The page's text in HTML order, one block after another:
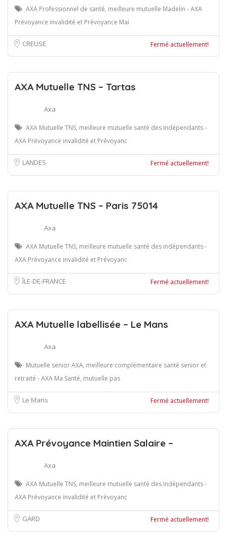
AXA Professionnel de santé, meilleure mutuelle Madelin - AXA
Prévoyance invalidité et Prévoyance Mai
CREUSE Fermé actuellement!
AXA Mutuelle TNS – Tartas
Axa
AXA Mutuelle TNS, meilleure mutuelle santé des indépendants -
AXA Prévoyance invalidité et Prévoyanc
LANDES Fermé actuellement!
AXA Mutuelle TNS – Paris 75014
Axa
AXA Mutuelle TNS, meilleure mutuelle santé des indépendants -
AXA Prévoyance invalidité et Prévoyanc
ÎLE-DE-FRANCE Fermé actuellement!
AXA Mutuelle labellisée – Le Mans
Axa
Mutuelle senior AXA, meilleure complémentaire santé senior et
retraité - AXA Ma Santé, mutuelle pas
Le Mans Fermé actuellement!
AXA Prévoyance Maintien Salaire –
Axa
AXA Mutuelle TNS, meilleure mutuelle santé des indépendants -
AXA Prévoyance invalidité et Prévoyanc
GARD Fermé actuellement!